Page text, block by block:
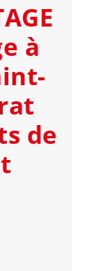
à
de